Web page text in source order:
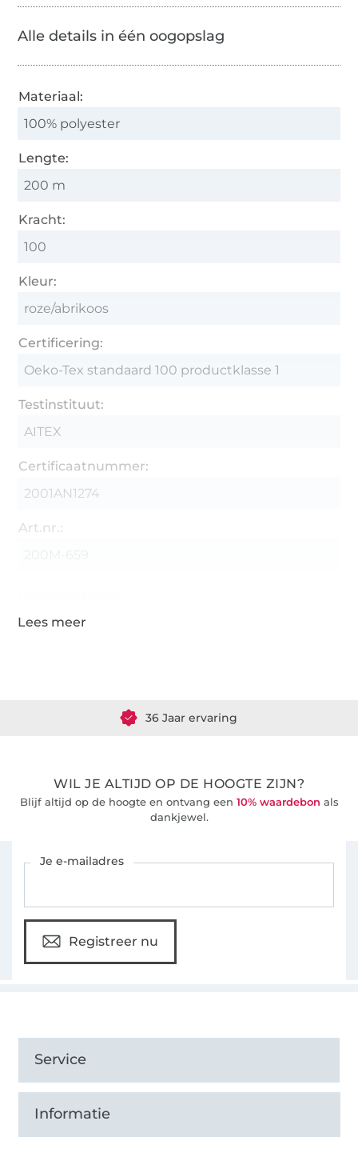
Alle details in één oogopslag
Materiaal:
100% polyester
Lengte:
200 m
Kracht:
100
Kleur:
roze/abrikoos
Certificering:
Oeko-Tex standaard 100 productklasse 1
Testinstituut:
AITEX
Certificaatnummer:
2001AN1274
Art.nr.:
36 Jaar ervaring
WIL JE ALTIJD OP DE HOOGTE ZIJN?
Blijf altijd op de hoogte en ontvang een 10% waardebon als
dankjewel.
Je e-mailadres
Registreer nu
Service
Informatie